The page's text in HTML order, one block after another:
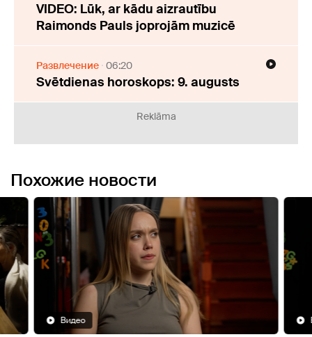
VIDEO: Lūk, ar kādu aizrautību
Raimonds Pauls joprojām muzicē
Развлечение 06:20
Svētdienas horoskops: 9. augusts
Reklāma
Похожие новости
Видео